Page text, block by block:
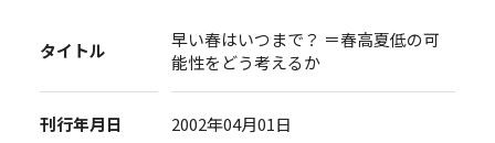
タイトル
早い春はいつまで？ ＝春高夏低の可
能性をどう考えるか
刊行年月日 2002年04月01日